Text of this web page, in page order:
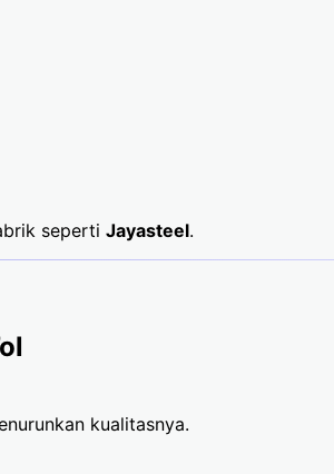
seperti Jayasteel.
kualitasnya.